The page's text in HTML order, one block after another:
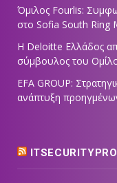
Όμιλος Fourlis:
στο Sofia South Ring
Η Deloitte Ελλάδος
σύμβουλος του
EFA GROUP:
ανάπτυξη